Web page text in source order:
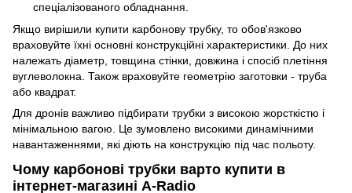
спеціалізованого обладнання.
Якщо вирішили купити карбонову трубку, то обов'язково
враховуйте їхні основні конструкційні характеристики. До них
належать діаметр, товщина стінки, довжина і спосіб плетіння
вуглеволокна. Також враховуйте геометрію заготовки - труба
або квадрат.
Для дронів важливо підбирати трубки з високою жорсткістю і
мінімальною вагою. Це зумовлено високими динамічними
навантаженнями, які діють на конструкцію під час польоту.
Чому карбонові трубки варто купити в
інтернет-магазині A-Radio